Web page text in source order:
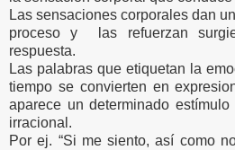
Las sensaciones corporales dan
proceso y las refuerzan
respuesta.
Las palabras que etiquetan la
tiempo se convierten en
aparece un determinado
irracional.
Por ej. “Si me siento, así como